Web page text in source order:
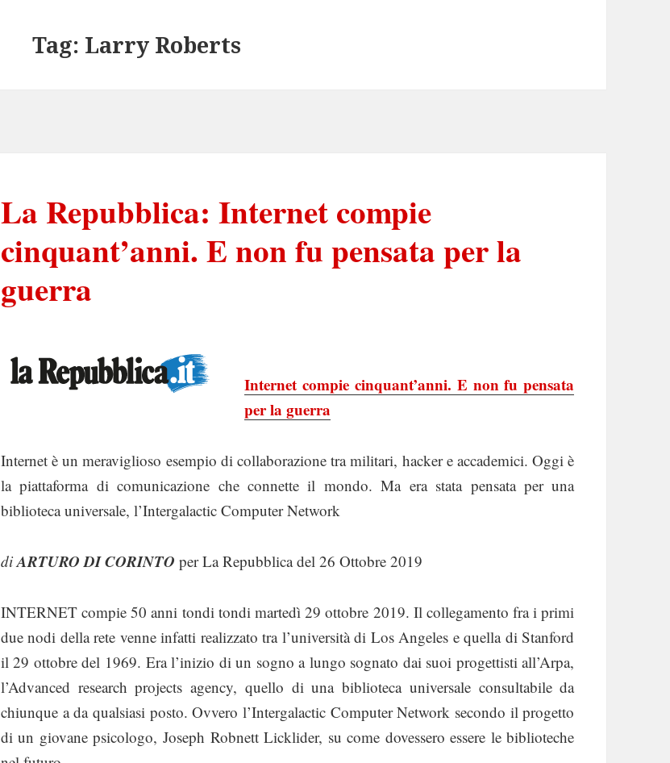
Tag: Larry Roberts
La Repubblica: Internet compie
cinquant’anni. E non fu pensata per la
guerra
Internet compie cinquant’anni. E non fu pensata
per la guerra
Internet è un meraviglioso esempio di collaborazione tra militari, hacker e accademici. Oggi è
la piattaforma di comunicazione che connette il mondo. Ma era stata pensata per una
biblioteca universale, l’Intergalactic Computer Network
diARTURO DI CORINTO per La Repubblica del 26 Ottobre 2019
INTERNET compie 50 anni tondi tondi martedì 29 ottobre 2019. Il collegamento fra i primi
due nodi della rete venne infatti realizzato tra l’università di Los Angeles e quella di Stanford
il 29 ottobre del 1969. Era l’inizio di un sogno a lungo sognato dai suoi progettisti all’Arpa,
l’Advanced research projects agency, quello di una biblioteca universale consultabile da
chiunque a da qualsiasi posto. Ovvero l’Intergalactic Computer Network secondo il progetto
di un giovane psicologo, Joseph Robnett Licklider, su come dovessero essere le biblioteche